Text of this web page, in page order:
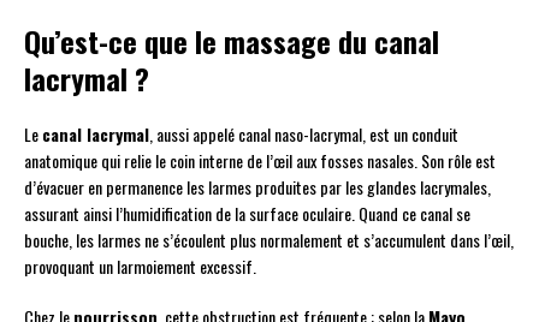
Qu’est-ce que le massage du canal
lacrymal ?
Lecanal lacrymal, aussi appelé canal naso-lacrymal, est un conduit
anatomique qui relie le coin interne de l’œil aux fosses nasales. Son rôle est
d’évacuer en permanence les larmes produites par les glandes lacrymales,
assurant ainsi l’humidification de la surface oculaire. Quand ce canal se
bouche, les larmes ne s’écoulent plus normalement et s’accumulent dans l’œil,
provoquant un larmoiement excessif.